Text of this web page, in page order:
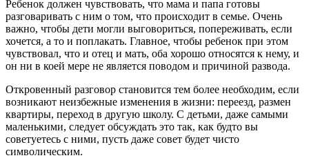
Ребенок должен чувствовать, что мама и папа готовы
разговаривать с ним о том, что происходит в семье. Очень
важно, чтобы дети могли выговориться, попереживать, если
хочется, а то и поплакать. Главное, чтобы ребенок при этом
чувствовал, что и отец и мать, оба хорошо относятся к нему, и
он ни в коей мере не является поводом и причиной развода.
Откровенный разговор становится тем более необходим, если
возникают неизбежные изменения в жизни: переезд, размен
квартиры, переход в другую школу. С детьми, даже самыми
маленькими, следует обсуждать это так, как будто вы
советуетесь с ними, пусть даже совет будет чисто
символическим.